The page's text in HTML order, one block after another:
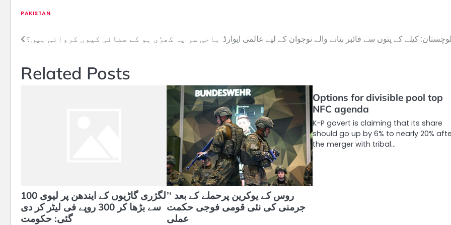
PAKISTAN
Post
باجی سر پہ کھڑی ہو کے صفائی کیوں کرواتی ہیں؟ کیلے کے پتوں سے فائبر بنانے والے نوجوان کے لیے عالمی ایوارڈ
Related Posts
لگژری گاڑیوں کے ایندھن پر لیوی 100
سے بڑھا کر 300 روپے فی لیٹر کر دی
گئی: حکومت
’روس کے یوکرین پرحملے کے بعد ‘
جرمنی کی نئی قومی فوجی حکمت
عملی
Options for divisible pool top
NFC agenda
K-P govert is claiming that its share
should go up by 6% to nearly 20%
the merger with tribal…